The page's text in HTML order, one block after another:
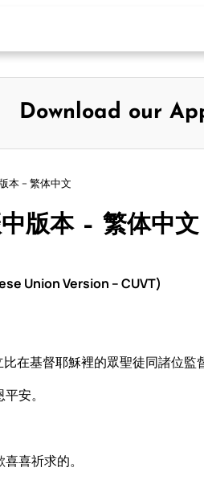
Download our
本 – 繁体中文
版本 – 繁体中文
Union Version – CUVT)
在基督耶穌裡的眾聖徒同諸位監
安。
喜祈求的。